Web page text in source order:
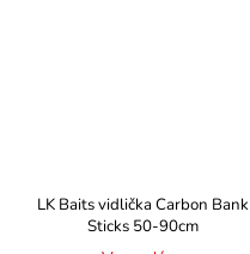
LK Baits vidlička Carbon Bank
Sticks 50-90cm